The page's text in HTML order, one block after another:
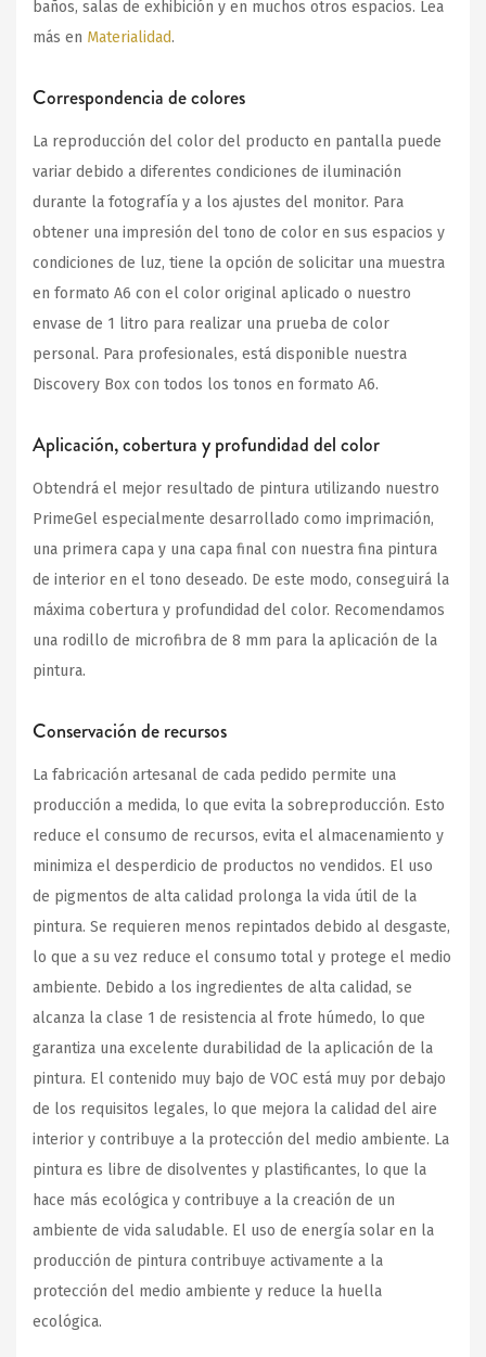
baños, salas de exhibición y en muchos otros espacios. Lea
más en Materialidad.
Correspondencia de colores
La reproducción del color del producto en pantalla puede
variar debido a diferentes condiciones de iluminación
durante la fotografía y a los ajustes del monitor. Para
obtener una impresión del tono de color en sus espacios y
condiciones de luz, tiene la opción de solicitar una muestra
en formato A6 con el color original aplicado o nuestro
envase de 1 litro para realizar una prueba de color
personal. Para profesionales, está disponible nuestra
Discovery Box con todos los tonos en formato A6.
Aplicación, cobertura y profundidad del color
Obtendrá el mejor resultado de pintura utilizando nuestro
PrimeGel especialmente desarrollado como imprimación,
una primera capa y una capa final con nuestra fina pintura
de interior en el tono deseado. De este modo, conseguirá la
máxima cobertura y profundidad del color. Recomendamos
una rodillo de microfibra de 8 mm para la aplicación de la
pintura.
Conservación de recursos
La fabricación artesanal de cada pedido permite una
producción a medida, lo que evita la sobreproducción. Esto
reduce el consumo de recursos, evita el almacenamiento y
minimiza el desperdicio de productos no vendidos. El uso
de pigmentos de alta calidad prolonga la vida útil de la
pintura. Se requieren menos repintados debido al desgaste,
lo que a su vez reduce el consumo total y protege el medio
ambiente. Debido a los ingredientes de alta calidad, se
alcanza la clase 1 de resistencia al frote húmedo, lo que
garantiza una excelente durabilidad de la aplicación de la
pintura. El contenido muy bajo de VOC está muy por debajo
de los requisitos legales, lo que mejora la calidad del aire
interior y contribuye a la protección del medio ambiente. La
pintura es libre de disolventes y plastificantes, lo que la
hace más ecológica y contribuye a la creación de un
ambiente de vida saludable. El uso de energía solar en la
producción de pintura contribuye activamente a la
protección del medio ambiente y reduce la huella
ecológica.